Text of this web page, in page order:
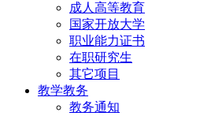
成人高等教育
国家开放大学
职业能力证书
在职研究生
其它项目
教学教务
教务通知